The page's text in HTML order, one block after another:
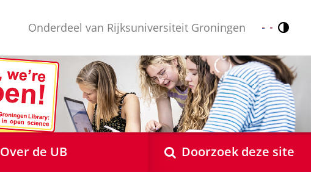
Onderdeel van Rijksuniversiteit Groningen Nederlands
English
Over de UB Doorzoek deze site